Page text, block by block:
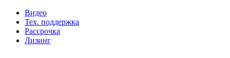
Видео
Тех. поддержка
Рассрочка
Лизинг